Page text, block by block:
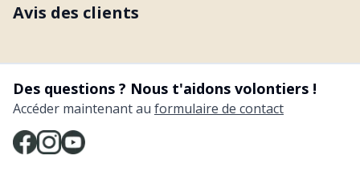
Avis des clients
Des questions ? Nous t'aidons volontiers !
Accéder maintenant au formulaire de contact